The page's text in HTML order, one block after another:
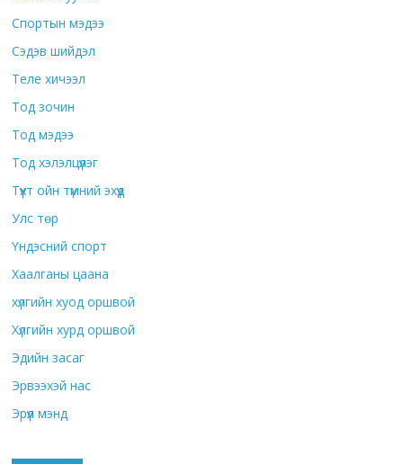
Спортын мэдээ
Сэдэв шийдэл
Теле хичээл
Тод зочин
Тод мэдээ
Тод хэлэлцүүлэг
Түүхт ойн түмний эхүүд
Улс төр
Үндэсний спорт
Хаалганы цаана
хүлгийн хуод оршвой
Хүлгийн хурд оршвой
Эдийн засаг
Эрвээхэй нас
Эрүүл мэнд